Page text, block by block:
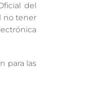
del
no tener
para las